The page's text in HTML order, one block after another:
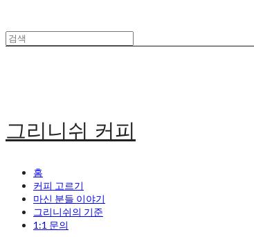
그리니쉬 커피
홈
커피 고르기
마신 분들 이야기
그리니쉬의 기준
1:1 문의